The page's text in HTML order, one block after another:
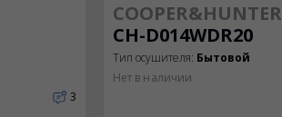
3
COOPER&HUNTER
CH-D014WDR20
Тип осушителя: Бытовой
Нет в наличии